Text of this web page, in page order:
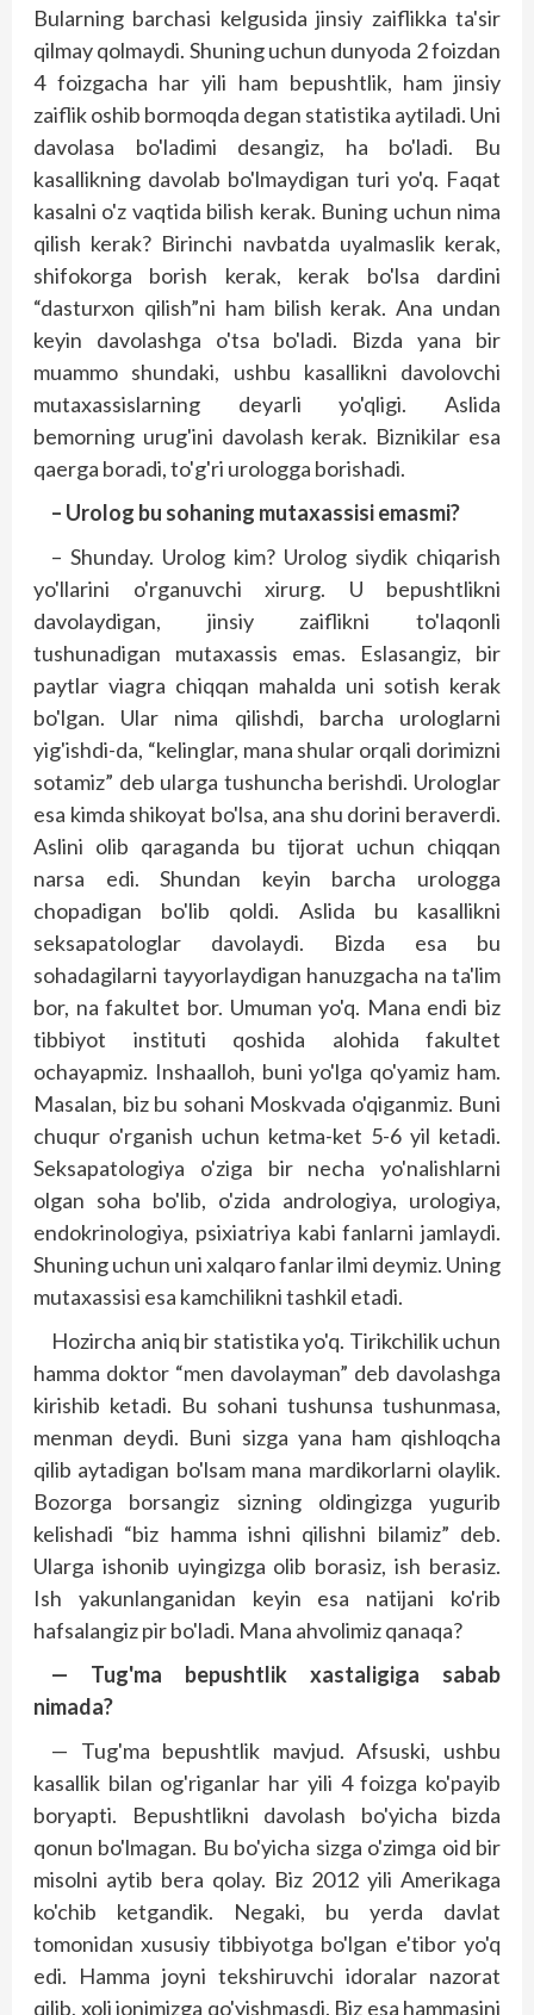
Bularning barchasi kelgusida jinsiy zaiflikka ta'sir
qilmay qolmaydi. Shuning uchun dunyoda 2 foizdan
4 foizgacha har yili ham bepushtlik, ham jinsiy
zaiflik oshib bormoqda degan statistika aytiladi. Uni
davolasa bo'ladimi desangiz, ha bo'ladi. Bu
kasallikning davolab bo'lmaydigan turi yo'q. Faqat
kasalni o'z vaqtida bilish kerak. Buning uchun nima
qilish kerak? Birinchi nav­batda uyalmaslik kerak,
shifokorga borish kerak, kerak bo'lsa dardini
“dasturxon qilish”ni ham bilish kerak. Ana undan
keyin davolashga o'tsa bo'ladi. Bizda yana bir
muammo shundaki, ushbu kasallikni davolovchi
mutaxassislarning deyarli yo'qligi. Aslida
bemorning urug'ini davolash kerak. Biznikilar esa
qaerga boradi, to'g'ri urologga borishadi.
– Urolog bu sohaning mutaxassisi emasmi?
– Shunday. Urolog kim? Urolog siydik chiqarish
yo'llarini o'rganuvchi xirurg. U bepushtlikni
davolaydigan, jinsiy zaiflikni to'laqonli
tushunadigan mutaxassis emas. Eslasangiz, bir
paytlar viagra chiqqan mahalda uni sotish kerak
bo'lgan. Ular nima qilishdi, barcha urologlarni
yig'ishdi-da, “kelinglar, mana shular orqali dorimizni
sotamiz” deb ularga tushuncha berishdi. Urologlar
esa kimda shikoyat bo'lsa, ana shu dorini beraverdi.
Aslini olib qaraganda bu tijorat uchun chiqqan
narsa edi. Shundan keyin barcha urologga
chopadigan bo'lib qoldi. Aslida bu kasallikni
seksapatologlar davolaydi. Bizda esa bu
sohadagilarni tayyorlaydigan hanuzgacha na ta'lim
bor, na fakultet bor. Umuman yo'q. Mana endi biz
tibbiyot instituti qoshida alohida fakultet
ochayapmiz. Inshaalloh, buni yo'lga qo'yamiz ham.
Masalan, biz bu sohani Moskvada o'qiganmiz. Buni
chuqur o'rganish uchun ketma-ket 5-6 yil ketadi.
Seksapatologiya o'ziga bir necha yo'nalishlarni
olgan soha bo'lib, o'zida andrologiya, urologiya,
endokrinologiya, psixiatriya kabi fanlarni jamlaydi.
Shuning uchun uni xalqaro fanlar ilmi deymiz. Uning
mutaxassisi esa kamchilikni tashkil etadi.
Hozircha aniq bir statistika yo'q. Tirikchilik uchun
hamma doktor “men davolayman” deb davolashga
kirishib ketadi. Bu sohani tushunsa tushunmasa,
menman deydi. Buni sizga yana ham qishloqcha
qilib aytadigan bo'lsam mana mardikorlarni olaylik.
Bozorga borsangiz sizning oldingizga yugurib
kelishadi “biz hamma ishni qilishni bilamiz” deb.
Ularga ishonib uyingizga olib borasiz, ish berasiz.
Ish yakunlanganidan keyin esa natijani ko'rib
hafsalangiz pir bo'ladi. Mana ahvolimiz qanaqa?
— Tug'ma bepushtlik xastaligiga sabab
nimada?
— Tug'ma bepushtlik mavjud. Afsuski, ushbu
kasallik bilan og'riganlar har yili 4 foizga ko'payib
boryapti. Bepushtlikni davolash bo'yicha bizda
qonun bo'lmagan. Bu bo'yicha sizga o'zimga oid bir
misolni aytib bera qolay. Biz 2012 yili Amerikaga
ko'chib ketgandik. Negaki, bu yerda davlat
tomonidan xususiy tibbiyotga bo'lgan e'tibor yo'q
edi. Hamma joyni tekshiruvchi idoralar nazorat
qilib, xoli jonimizga qo'yishmasdi. Biz esa hammasini